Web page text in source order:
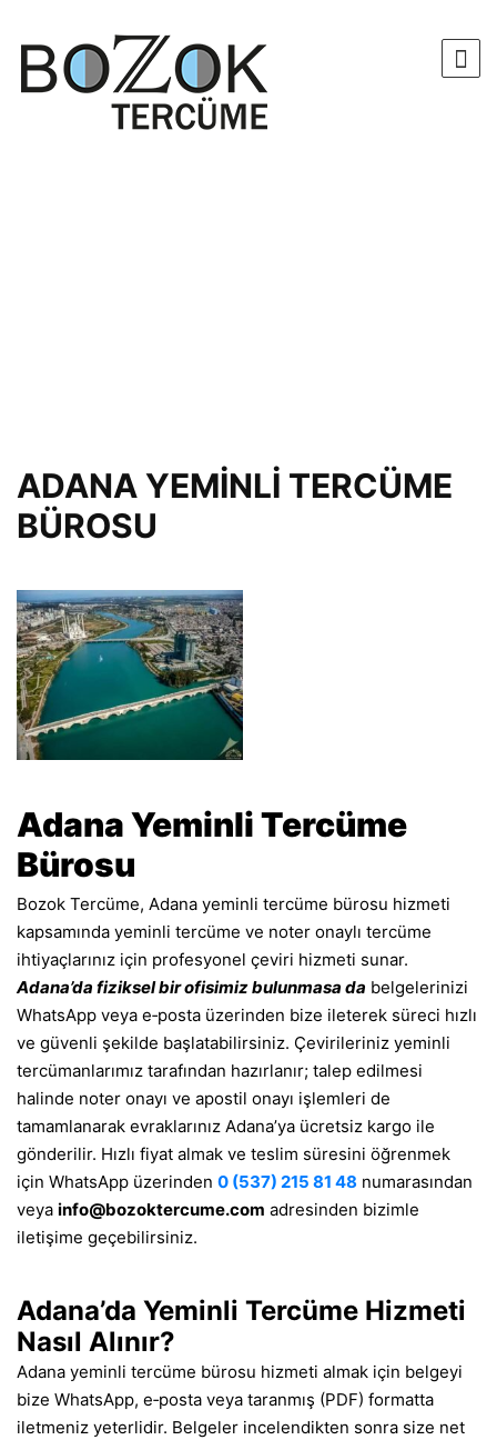
ADANA YEMİNLİ TERCÜME
BÜROSU
Adana Yeminli Tercüme
Bürosu
Bozok Tercüme, Adana yeminli tercüme bürosu hizmeti
kapsamında yeminli tercüme ve noter onaylı tercüme
ihtiyaçlarınız için profesyonel çeviri hizmeti sunar.
Adana’da fiziksel bir ofisimiz bulunmasa da belgelerinizi
WhatsApp veya e‑posta üzerinden bize ileterek süreci hızlı
ve güvenli şekilde başlatabilirsiniz. Çevirileriniz yeminli
tercümanlarımız tarafından hazırlanır; talep edilmesi
halinde noter onayı ve apostil onayı işlemleri de
tamamlanarak evraklarınız Adana’ya ücretsiz kargo ile
gönderilir. Hızlı fiyat almak ve teslim süresini öğrenmek
için WhatsApp üzerinden 0 (537) 215 81 48 numarasından
veya info@bozoktercume.com adresinden bizimle
iletişime geçebilirsiniz.
Adana’da Yeminli Tercüme Hizmeti
Nasıl Alınır?
Adana yeminli tercüme bürosu hizmeti almak için belgeyi
bize WhatsApp, e‑posta veya taranmış (PDF) formatta
iletmeniz yeterlidir. Belgeler incelendikten sonra size net